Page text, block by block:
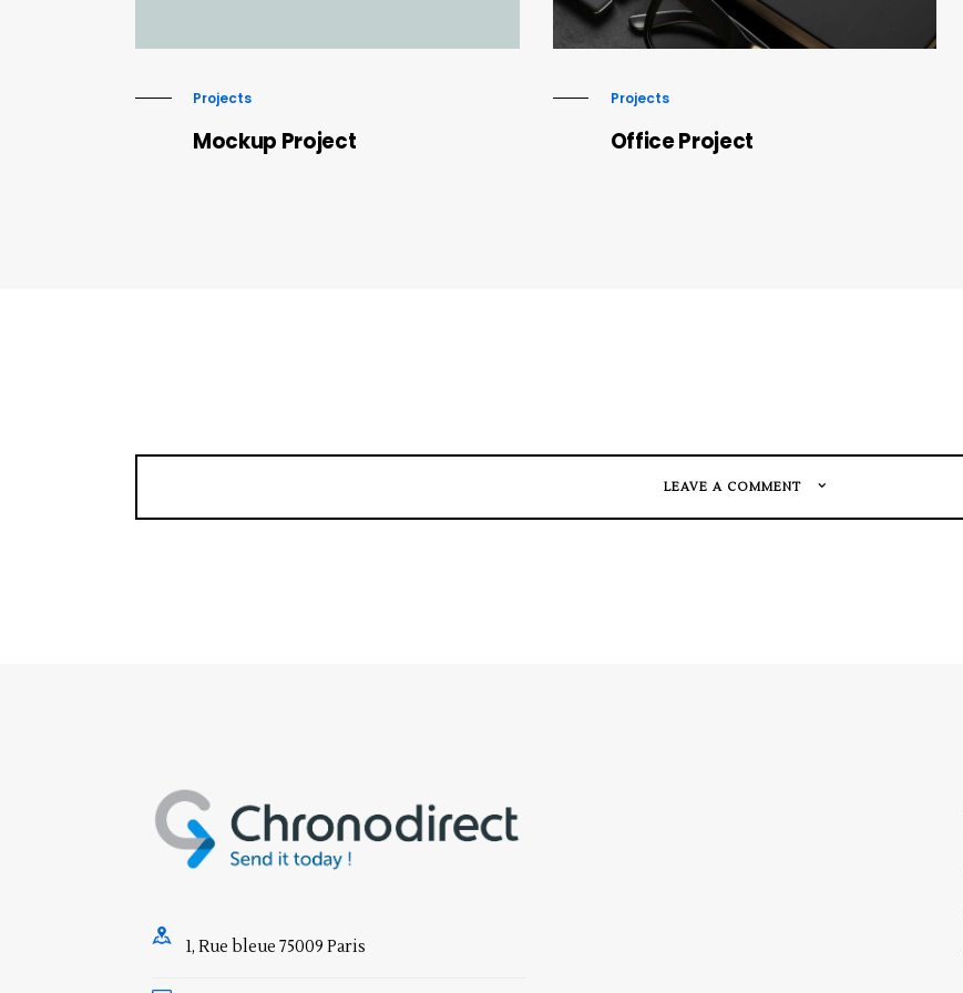
Projects
Mockup Project
Projects
Office Project
LEAVE A COMMENT
1, Rue bleue 75009 Paris